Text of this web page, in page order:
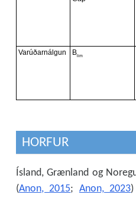
HORFUR
Ísland, Grænland og
(Anon, 2015; Anon, 2023